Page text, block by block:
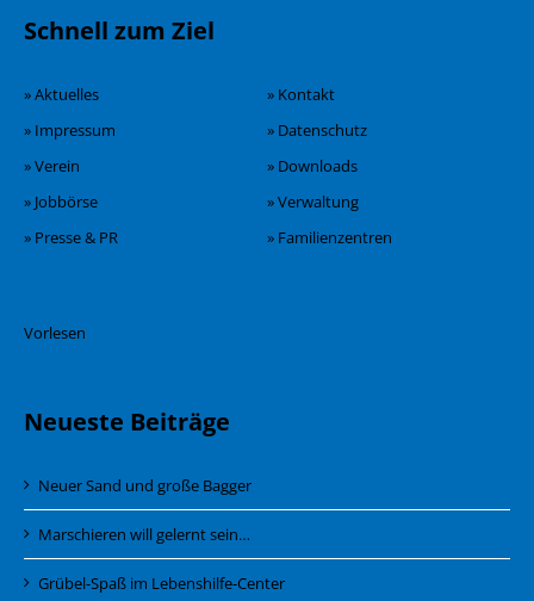
Schnell zum Ziel
» Aktuelles
» Kontakt
» Impressum
» Datenschutz
» Verein
» Downloads
» Jobbörse
» Verwaltung
» Presse & PR
» Familienzentren
Vorlesen
Neueste Beiträge
Neuer Sand und große Bagger
Marschieren will gelernt sein…
Grübel-Spaß im Lebenshilfe-Center